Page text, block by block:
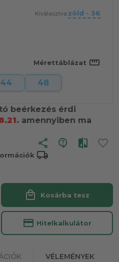
Kiválasztva:zöld - 36
Mérettáblázat straighten
44 48
beérkezés érdi
amennyiben ma
share
local_shipping
local_mall Kosárba tesz
credit_card Hitelkalkulátor
VÉLEMÉNYEK